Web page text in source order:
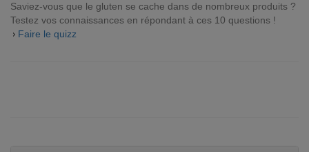
Saviez-vous que le gluten se cache dans de nombreux produits ?
Testez vos connaissances en répondant à ces 10 questions !
Faire le quizz